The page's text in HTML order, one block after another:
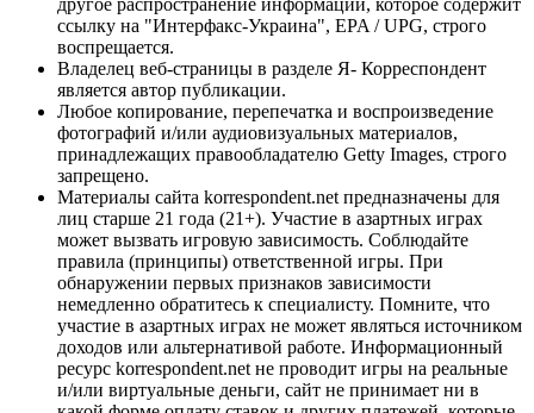
ссылку на "Интерфакс-Украина", EPA / UPG, строго
воспрещается.
Владелец веб-страницы в разделе Я- Корреспондент
является автор публикации.
Любое копирование, перепечатка и воспроизведение
фотографий и/или аудиовизуальных материалов,
принадлежащих правообладателю Getty Images, строго
запрещено.
Материалы сайта korrespondent.net предназначены для
лиц старше 21 года (21+). Участие в азартных играх
может вызвать игровую зависимость. Соблюдайте
правила (принципы) ответственной игры. При
обнаружении первых признаков зависимости
немедленно обратитесь к специалисту. Помните, что
участие в азартных играх не может являться источником
доходов или альтернативой работе. Информационный
ресурс korrespondent.net не проводит игры на реальные
и/или виртуальные деньги, сайт не принимает ни в